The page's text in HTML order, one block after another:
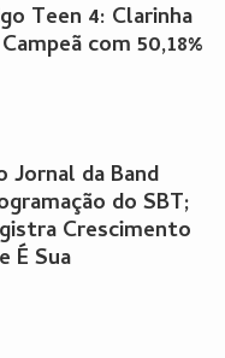
Teen 4: Clarinha
com 50,18%
Jornal da Band
do SBT;
Crescimento
É Sua